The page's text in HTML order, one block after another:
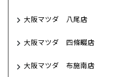
大阪マツダ 八尾店
大阪マツダ 四條畷店
大阪マツダ 布施南店